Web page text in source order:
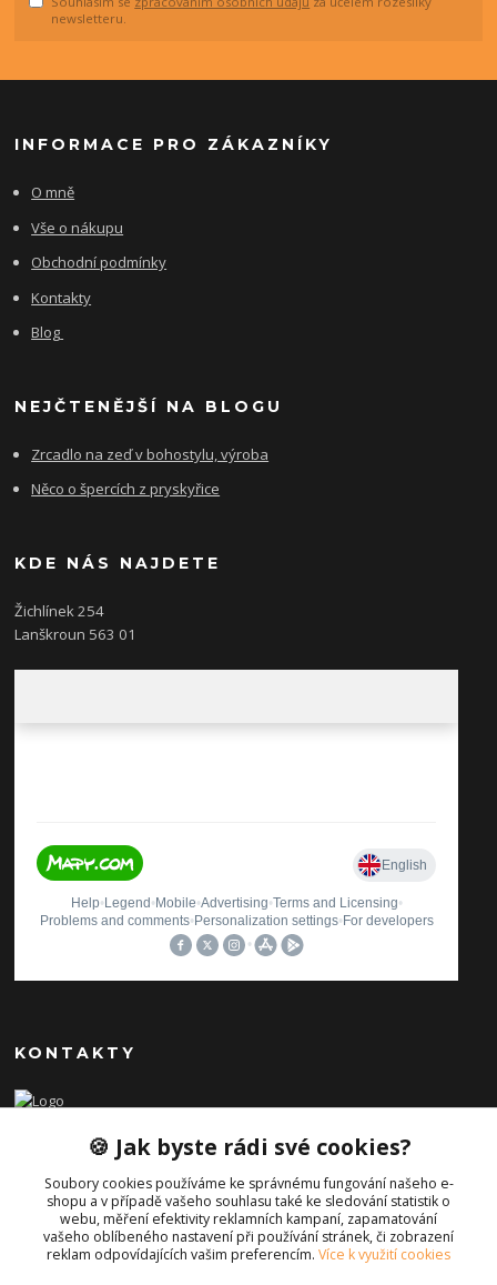
newsletteru.
INFORMACE PRO ZÁKAZNÍKY
O mně
Vše o nákupu
Obchodní podmínky
Kontakty
Blog
NEJČTENĚJŠÍ NA BLOGU
Zrcadlo na zeď v bohostylu, výroba
Něco o špercích z pryskyřice
KDE NÁS NAJDETE
Žichlínek 254
Lanškroun 563 01
KONTAKTY
+420 606654169
(Po-Pá, 8-16 hod.)
info@iporiginal.cz
🍪 Jak byste rádi své cookies?
Soubory cookies používáme ke správnému fungování našeho e-
shopu a v případě vašeho souhlasu také ke sledování statistik o
webu, měření efektivity reklamních kampaní, zapamatování
vašeho oblíbeného nastavení při používání stránek, či zobrazení
reklam odpovídajících vašim preferencím. Více k využití cookies